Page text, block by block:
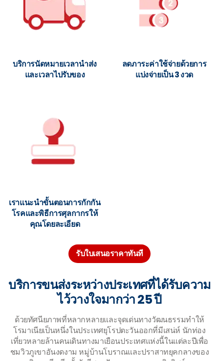
บริการนัดหมายเวลานำส่ง
และเวลาไปรับของ
ลดภาระค่าใช้จ่ายด้วยการ
แบ่งจ่ายเป็น 3 งวด
เราแนะนำขั้นตอนการกักกัน
โรคและพิธีการศุลกากรให้
คุณโดยละเอียด
รับใบเสนอราคาทันที
บริการขนส่งระหว่างประเทศที่ได้รับความ
ไว้วางใจมากว่า 25 ปี
ด้วยทัศนียภาพที่หลากหลายและจุดเด่นทางวัฒนธรรมทำให้
โรมาเนียเป็นหนึ่งในประเทศยุโรปตะวันออกที่มีเสน่ห์ นักท่อง
เที่ยวหลายล้านคนเดินทางมาเยือนประเทศแห่งนี้ในแต่ละปีเพื่อ
ชมวิวภูเขาอันงดงาม หมู่บ้านโบราณและปราสาทยุคกลางของ